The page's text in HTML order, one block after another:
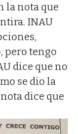
la nota que
INAU
pero tengo
dice que no
se dio la
dice que